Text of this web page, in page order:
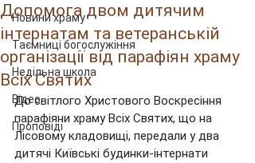
Новини храму
Таємниці богослужіння
Недільна школа
Відео
Проповіді
Допомога двом дитячим
інтернатам та ветеранській
організації від парафіян храму
Всіх Святих
До світлого Христового Воскресіння
парафіяни храму Всіх Святих, що на
Лісовому кладовищі, передали у два
дитячі Київські будинки-інтернати